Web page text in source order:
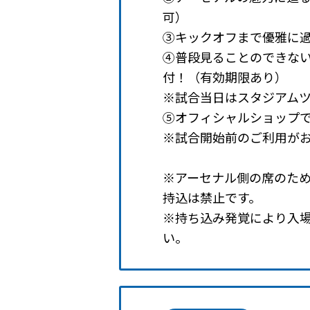
可）
③キックオフまで優雅に
④普段見ることのできな
付！（有効期限あり）
※試合当日はスタジアム
⑤オフィシャルショップ
※試合開始前のご利用が
※アーセナル側の席のた
持込は禁止です。
※持ち込み発覚により入
い。